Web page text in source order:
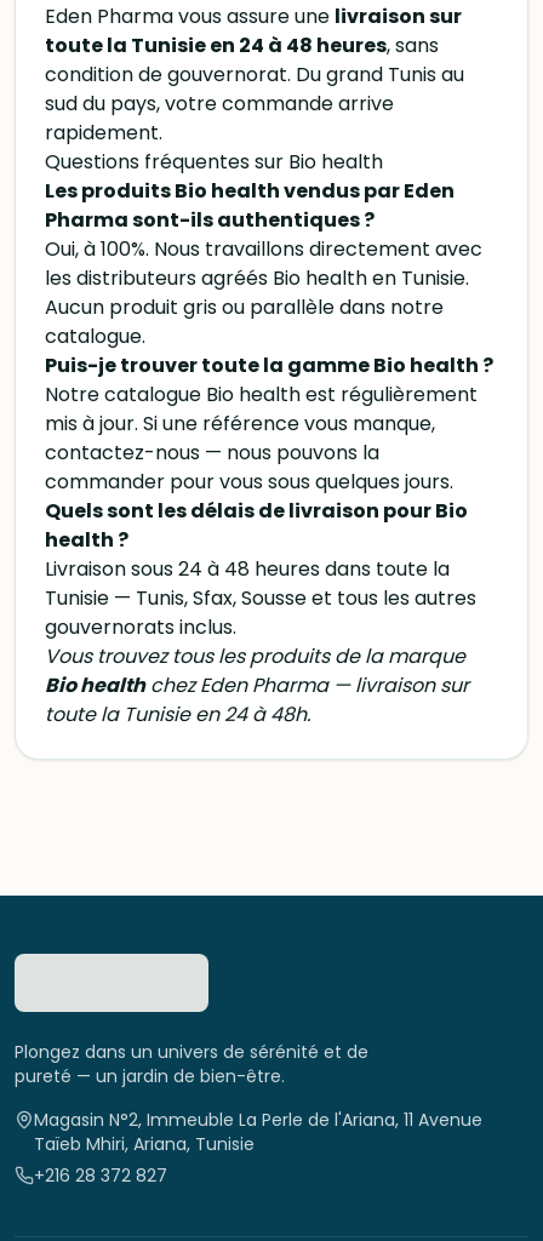
Eden Pharma vous assure une livraison sur
toute la Tunisie en 24 à 48 heures, sans
condition de gouvernorat. Du grand Tunis au
sud du pays, votre commande arrive
rapidement.
Questions fréquentes sur Bio health
Les produits Bio health vendus par Eden
Pharma sont-ils authentiques ?
Oui, à 100%. Nous travaillons directement avec
les distributeurs agréés Bio health en Tunisie.
Aucun produit gris ou parallèle dans notre
catalogue.
Puis-je trouver toute la gamme Bio health ?
Notre catalogue Bio health est régulièrement
mis à jour. Si une référence vous manque,
contactez-nous — nous pouvons la
commander pour vous sous quelques jours.
Quels sont les délais de livraison pour Bio
health ?
Livraison sous 24 à 48 heures dans toute la
Tunisie — Tunis, Sfax, Sousse et tous les autres
gouvernorats inclus.
Vous trouvez tous les produits de la marque
Bio healthchez Eden Pharma — livraison sur
toute la Tunisie en 24 à 48h.
Plongez dans un univers de sérénité et de
pureté — un jardin de bien-être.
Magasin N°2, Immeuble La Perle de l'Ariana, 11 Avenue
Taïeb Mhiri, Ariana, Tunisie
+216 28 372 827